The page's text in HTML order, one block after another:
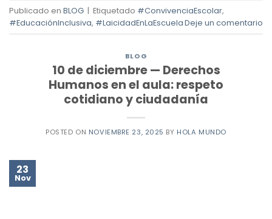
Publicado en BLOG | Etiquetado #ConvivenciaEscolar,
#EducaciónInclusiva, #LaicidadEnLaEscuelaDeje un comentario
BLOG
10 de diciembre — Derechos
Humanos en el aula: respeto
cotidiano y ciudadanía
POSTED ON NOVIEMBRE 23, 2025 BY HOLA MUNDO
23
Nov